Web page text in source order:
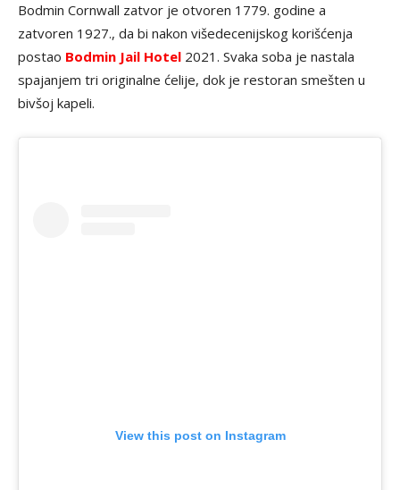
Bodmin Cornwall zatvor je otvoren 1779. godine a
zatvoren 1927., da bi nakon višedecenijskog korišćenja
postao Bodmin Jail Hotel 2021. Svaka soba je nastala
spajanjem tri originalne ćelije, dok je restoran smešten u
bivšoj kapeli.
View this post on Instagram